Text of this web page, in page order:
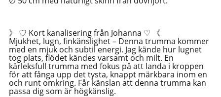
》 ♡ Kort kanalisering från Johanna ♡ 《
Mjukhet, lugn, finkänslighet – Denna trumma kommer
med en mjuk och subtil energi. Jag kände hur lugnet
tog plats, flödet kändes varsamt och milt. En
kärleksfull trumma med fokus på att landa i kroppen
för att fånga upp det tysta, knappt märkbara inom en
och runt omkring. Får känslan att denna trumma kan
passa dig som är högkänslig.